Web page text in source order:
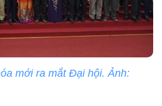
mới ra mắt Đại hội. Ảnh: